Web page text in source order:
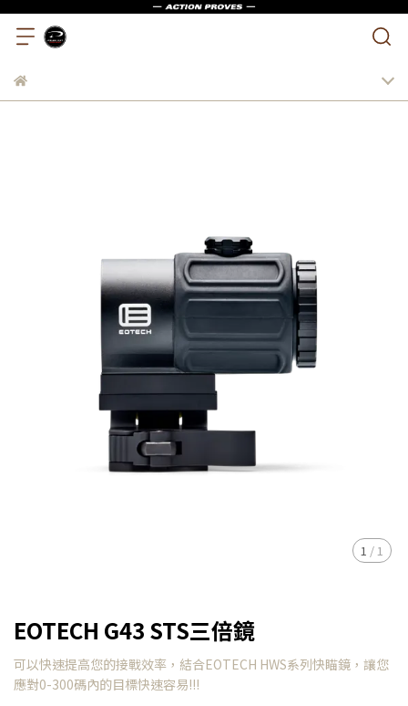
1 / 1
EOTECH G43 STS三倍鏡
可以快速提高您的接戰效率，結合EOTECH HWS系列快瞄鏡，讓您
應對0-300碼內的目標快速容易!!!